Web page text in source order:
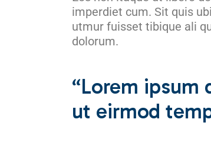
imperdiet cum. Sit quis
utmur fuisset tibique ali
dolorum.
“Lorem ipsum
ut eirmod